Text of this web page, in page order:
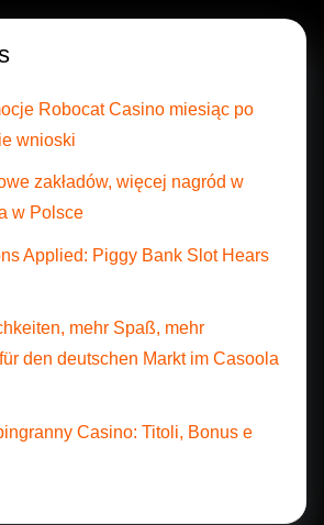
Robocat Casino miesiąc po
wnioski
zakładów, więcej nagród w
w Polsce
Applied: Piggy Bank Slot Hears
mehr Spaß, mehr
den deutschen Markt im Casoola
Casino: Titoli, Bonus e